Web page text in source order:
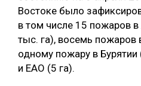
СОРТИРОВКА ДРЕВЕСИНЫ
СУШКА ДРЕВЕСИНЫ
МЕБЕЛЬНОЕ ПРОИЗВОДСТВО
Востоке было
в том числе 15 пожаров
тыс. га), восемь пожаров
одному пожару в Бурятии
и ЕАО (5 га).